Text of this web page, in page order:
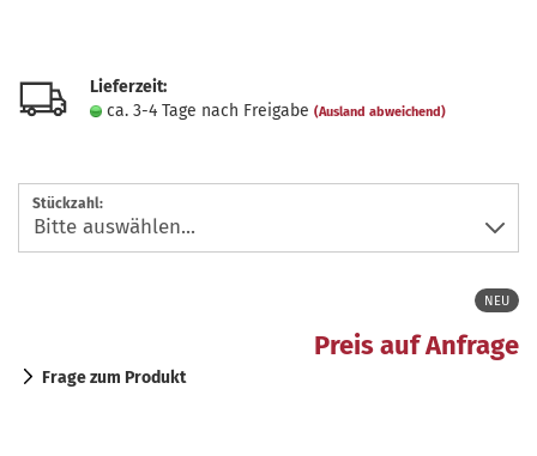
Lieferzeit:
ca. 3-4 Tage nach Freigabe (Ausland abweichend)
Stückzahl:
NEU
Preis auf Anfrage
Frage zum Produkt